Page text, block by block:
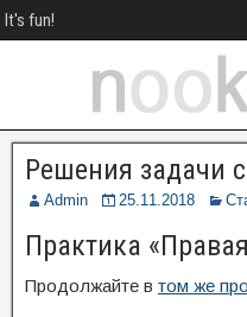
It's fun!
Решения задачи
Admin 25.11.2018
Практика
Продолжайте в том же